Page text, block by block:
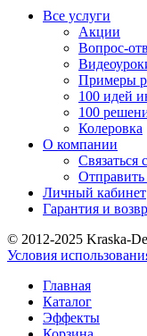
Все услуги
Акции
Вопрос-
Примеры
100 идей
100
Колеровка
О компании
Связаться
Отправить
Личный кабинет
Гарантия и
© 2012-2025 Kraska-
Условия
Главная
Каталог
Эффекты